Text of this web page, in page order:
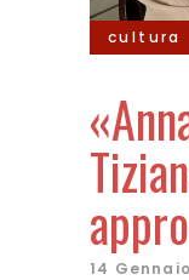
cultura
14